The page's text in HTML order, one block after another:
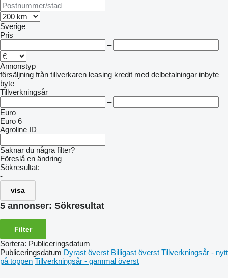
Sverige
Pris
–
Annonstyp
försäljning från tillverkaren leasing kredit med delbetalningar inbyte
byte
Tillverkningsår
–
Euro
Euro 6
Agroline ID
Saknar du några filter?
Föreslå en ändring
Sökresultat:
-
visa
5 annonser: Sökresultat
Filter
Sortera: Publiceringsdatum
Publiceringsdatum Dyrast överst Billigast överst Tillverkningsår - nytt
på toppen Tillverkningsår - gammal överst